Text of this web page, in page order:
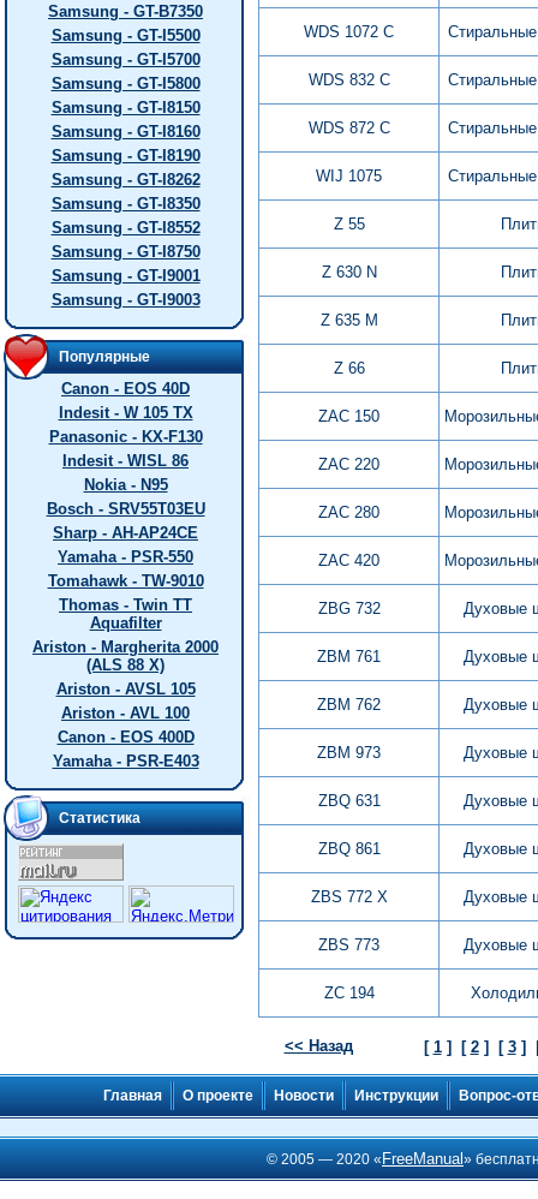
Samsung - GT-B7350
Samsung - GT-I5500
Samsung - GT-I5700
Samsung - GT-I5800
Samsung - GT-I8150
Samsung - GT-I8160
Samsung - GT-I8190
Samsung - GT-I8262
Samsung - GT-I8350
Samsung - GT-I8552
Samsung - GT-I8750
Samsung - GT-I9001
Samsung - GT-I9003
Популярные
Canon - EOS 40D
Indesit - W 105 TX
Panasonic - KX-F130
Indesit - WISL 86
Nokia - N95
Bosch - SRV55T03EU
Sharp - AH-AP24CE
Yamaha - PSR-550
Tomahawk - TW-9010
Thomas - Twin TT
Aquafilter
Ariston - Margherita 2000
(ALS 88 X)
Ariston - AVSL 105
Ariston - AVL 100
Canon - EOS 400D
Yamaha - PSR-E403
Статистика
WDS 1072 C
WDS 832 C
WDS 872 C
WIJ 1075
Z 55
Z 630 N
Z 635 M
Z 66
ZAC 150
ZAC 220
ZAC 280
ZAC 420
ZBG 732 Духовые
ZBM 761 Духовые
ZBM 762 Духовые
ZBM 973 Духовые
ZBQ 631 Духовые
ZBQ 861 Духовые
ZBS 772 X Духовые
ZBS 773 Духовые
ZC 194
<< Назад [ 1] [ 2] [ 3]
Главная О проекте Новости Инструкции Вопрос-
© 2005 — 2020 « FreeManual»